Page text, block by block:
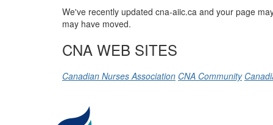
We've recently updated cna-aiic.ca and your page
may have moved.
CNA WEB SITES
Canadian Nurses Association CNA Community